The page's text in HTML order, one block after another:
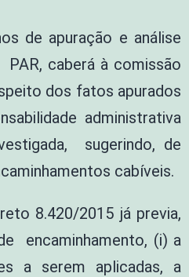
de apuração e análise
caberá à comissão
dos fatos apurados
administrativa
sugerindo, de
cabíveis.
8.420/2015 já previa,
encaminhamento, (i) a
a serem aplicadas, a